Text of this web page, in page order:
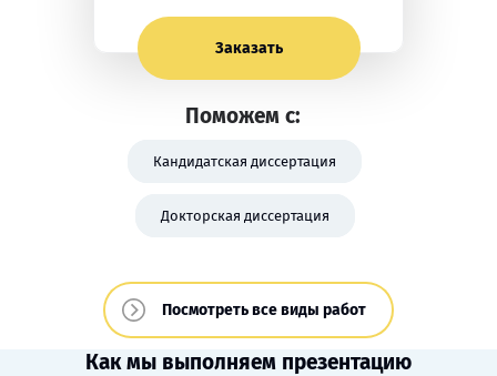
Заказать
Поможем с:
Кандидатская диссертация
Докторская диссертация
Посмотреть все виды работ
Как мы выполняем презентацию